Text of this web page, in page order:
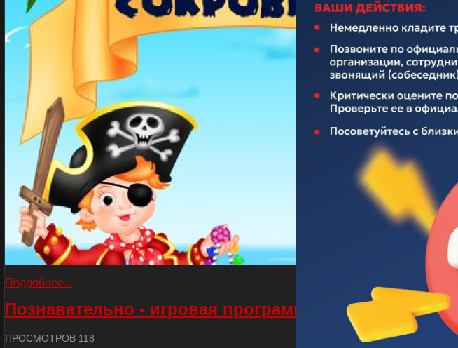
Подробнее...
Познавательно - игровая программа "Будем жить в
ПРОСМОТРОВ 118